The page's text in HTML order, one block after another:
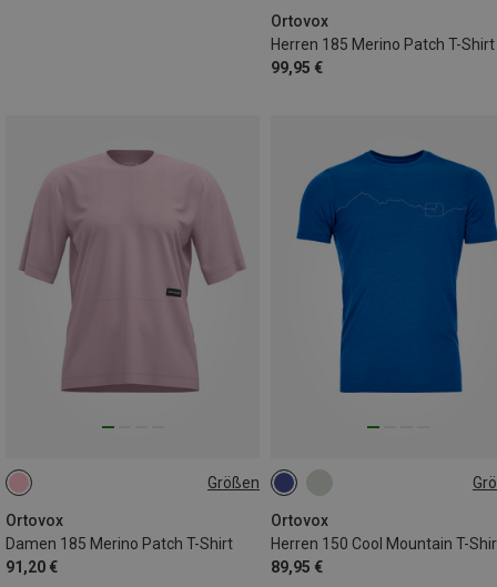
Ortovox
Herren 185 Merino Patch T-Shirt
99,95 €
Größen
Ortovox
Damen 185 Merino Patch T-Shirt
91,20 €
S
Ortovox
Herren 150 Cool Mountain T-
89,95 €
M